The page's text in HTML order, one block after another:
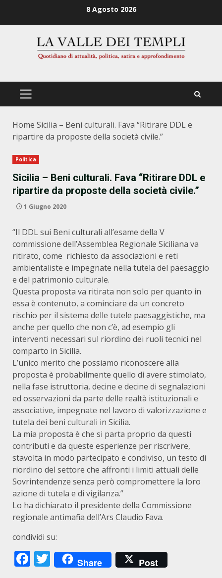
8 Agosto 2026
PRIMÄRES
Home Sicilia – Beni culturali. Fava “Ritirare DDL e
ripartire da proposte della società civile.”
Politica
Sicilia – Beni culturali. Fava “Ritirare DDL e
ripartire da proposte della società civile.”
1 Giugno 2020
“Il DDL sui Beni culturali all’esame della V
commissione dell’Assemblea Regionale Siciliana va
ritirato, come richiesto da associazioni e reti
ambientaliste e impegnate nella tutela del paesaggio
e del patrimonio culturale.
Questa proposta va ritirata non solo per quanto in
essa è contenuto, a cominciare da un concreto
rischio per il sistema delle tutele paesaggistiche, ma
anche per quello che non c’è, ad esempio gli
interventi necessari sul riordino dei ruoli tecnici nel
comparto in Sicilia.
L’unico merito che possiamo riconoscere alla
proposta è probabilmente quello di avere stimolato,
nella fase istruttoria, decine e decine di segnalazioni
ed osservazioni da parte delle realtà istituzionali e
associative, impegnate nel lavoro di valorizzazione e
tutela dei beni culturali in Sicilia.
La mia proposta è che si parta proprio da questi
contributi e da queste esperienze per riscrivere,
stavolta in modo partecipato e condiviso, un testo di
riordino del settore che affronti i limiti attuali delle
Sovrintendenze senza però compromettere la loro
azione di tutela e di vigilanza.”
Lo ha dichiarato il presidente della Commissione
regionale antimafia dell’Ars Claudio Fava.
condividi su:
Facebook
Twitter
Share Post